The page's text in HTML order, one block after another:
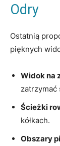
Odry
Ostatnią
pięknych
Widok na
zatrzymać
Ścieżki
kółkach.
Obszary